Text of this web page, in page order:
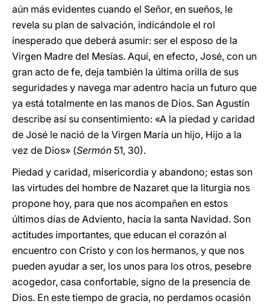
aún más evidentes cuando el Señor, en sueños, le
revela su plan de salvación, indicándole el rol
inesperado que deberá asumir: ser el esposo de la
Virgen Madre del Mesías. Aquí, en efecto, José, con un
gran acto de fe, deja también la última orilla de sus
seguridades y navega mar adentro hacia un futuro que
ya está totalmente en las manos de Dios. San Agustín
describe así su consentimiento: «A la piedad y caridad
de José le nació de la Virgen María un hijo, Hijo a la
vez de Dios» (Sermón 51, 30).
Piedad y caridad, misericordia y abandono; estas son
las virtudes del hombre de Nazaret que la liturgia nos
propone hoy, para que nos acompañen en estos
últimos días de Adviento, hacia la santa Navidad. Son
actitudes importantes, que educan el corazón al
encuentro con Cristo y con los hermanos, y que nos
pueden ayudar a ser, los unos para los otros, pesebre
acogedor, casa confortable, signo de la presencia de
Dios. En este tiempo de gracia, no perdamos ocasión